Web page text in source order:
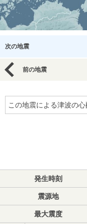
次の地震
前の地震
この地震による津波の心
発生時刻
震源地
最大震度